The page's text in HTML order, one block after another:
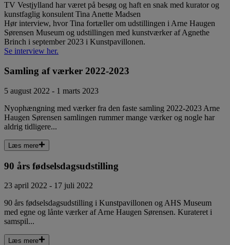
TV Vestjylland har været på besøg og haft en snak med kurator og
kunstfaglig konsulent Tina Anette Madsen
Hør interview, hvor Tina fortæller om udstillingen i Arne Haugen
Sørensen Museum og udstillingen med kunstværker af Agnethe
Brinch i september 2023 i Kunstpavillonen.
Se interview her.
Samling af værker 2022-2023
5 august 2022 - 1 marts 2023
Nyophængning med værker fra den faste samling 2022-2023 Arne
Haugen Sørensen samlingen rummer mange værker og nogle har
aldrig tidligere...
Læs mere
90 års fødselsdagsudstilling
23 april 2022 - 17 juli 2022
90 års fødselsdagsudstilling i Kunstpavillonen og AHS Museum
med egne og lånte værker af Arne Haugen Sørensen. Kurateret i
samspil...
Læs mere